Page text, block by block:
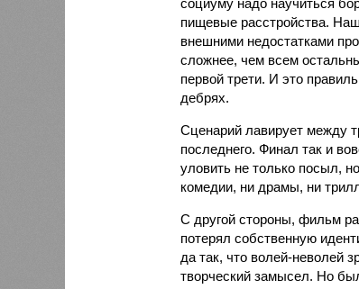
социуму надо научиться
пищевые расстройства.
внешними недостатками
сложнее, чем всем
первой трети. И это
дебрях.
Сценарий лавирует между
последнего. Финал так и
уловить не только посыл,
комедии, ни драмы, ни
С другой стороны, фильм
потерял собственную
да так, что волей-неволей
творческий замысел. Но